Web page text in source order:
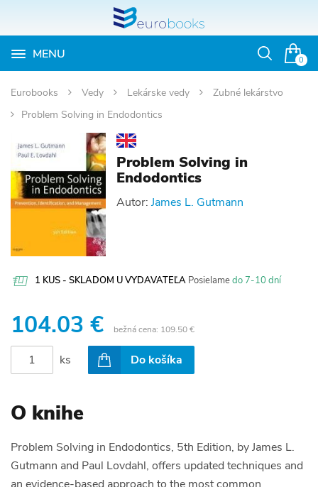
0
MENU
Otvoriť
Eurobooks Vedy Lekárske vedy
Zubné lekárstvo
Problem Solving in Endodontics
Problem Solving in
Endodontics
Autor: James L. Gutmann
1 KUS - SKLADOM U VYDAVATEĽA Posielamedo 7-10 dní
104.03 € bežná cena: 109.50 €
ks Do košíka
O knihe
Problem Solving in Endodontics, 5th Edition, by James L.
Gutmann and Paul Lovdahl, offers updated techniques and